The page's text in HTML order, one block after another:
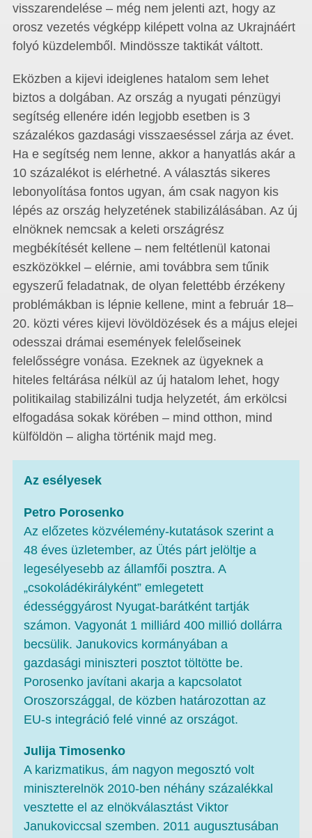
visszarendelése – még nem jelenti azt, hogy az
orosz vezetés végképp kilépett volna az Ukrajnáért
folyó küzdelemből. Mindössze taktikát váltott.
Eközben a kijevi ideiglenes hatalom sem lehet
biztos a dolgában. Az ország a nyugati pénzügyi
segítség ellenére idén legjobb esetben is 3
százalékos gazdasági visszaeséssel zárja az évet.
Ha e segítség nem lenne, akkor a hanyatlás akár a
10 százalékot is elérhetné. A választás sikeres
lebonyolítása fontos ugyan, ám csak nagyon kis
lépés az ország helyzetének stabilizálásában. Az új
elnöknek nemcsak a keleti országrész
megbékítését kellene – nem feltétlenül katonai
eszközökkel – elérnie, ami továbbra sem tűnik
egyszerű feladatnak, de olyan felettébb érzékeny
problémákban is lépnie kellene, mint a február 18–
20. közti véres kijevi lövöldözések és a május elejei
odesszai drámai események felelőseinek
felelősségre vonása. Ezeknek az ügyeknek a
hiteles feltárása nélkül az új hatalom lehet, hogy
politikailag stabilizálni tudja helyzetét, ám erkölcsi
elfogadása sokak körében – mind otthon, mind
külföldön – aligha történik majd meg.
Az esélyesek
Petro Porosenko
Az előzetes közvélemény-kutatások szerint a
48 éves üzletember, az Ütés párt jelöltje a
legesélyesebb az államfői posztra. A
„csokoládékirályként” emlegetett
édességgyárost Nyugat-barátként tartják
számon. Vagyonát 1 milliárd 400 millió dollárra
becsülik. Janukovics kormányában a
gazdasági miniszteri posztot töltötte be.
Porosenko javítani akarja a kapcsolatot
Oroszországgal, de közben határozottan az
EU-s integráció felé vinné az országot.
Julija Timosenko
A karizmatikus, ám nagyon megosztó volt
miniszterelnök 2010-ben néhány százalékkal
vesztette el az elnökválasztást Viktor
Janukoviccsal szemben. 2011 augusztusában